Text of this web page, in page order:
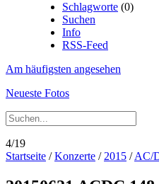
Schlagworte (0)
Suchen
Info
RSS-Feed
Am häufigsten angesehen
Neueste Fotos
4/19
Startseite /Konzerte / 2015 /AC/